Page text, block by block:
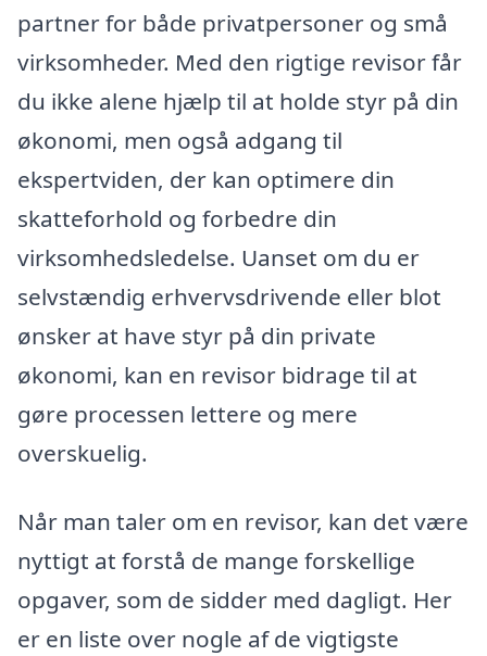
partner for både privatpersoner og små
virksomheder. Med den rigtige revisor får
du ikke alene hjælp til at holde styr på din
økonomi, men også adgang til
ekspertviden, der kan optimere din
skatteforhold og forbedre din
virksomhedsledelse. Uanset om du er
selvstændig erhvervsdrivende eller blot
ønsker at have styr på din private
økonomi, kan en revisor bidrage til at
gøre processen lettere og mere
overskuelig.
Når man taler om en revisor, kan det være
nyttigt at forstå de mange forskellige
opgaver, som de sidder med dagligt. Her
er en liste over nogle af de vigtigste